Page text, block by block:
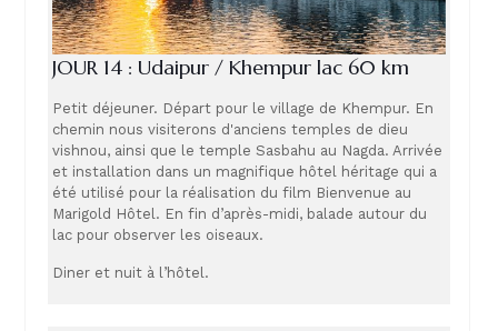
JOUR 14 : Udaipur / Khempur lac 60 km
Petit déjeuner. Départ pour le village de Khempur. En
chemin nous visiterons d'anciens temples de dieu
vishnou, ainsi que le temple Sasbahu au Nagda. Arrivée
et installation dans un magnifique hôtel héritage qui a
été utilisé pour la réalisation du film Bienvenue au
Marigold Hôtel. En fin d’après-midi, balade autour du
lac pour observer les oiseaux.
Diner et nuit à l’hôtel.